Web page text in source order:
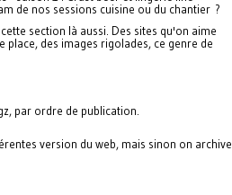
de nos sessions cuisine ou du chantier ?
section là aussi. Des sites qu'on aime
des images rigolades, ce genre de
par ordre de publication.
version du web, mais sinon on archive